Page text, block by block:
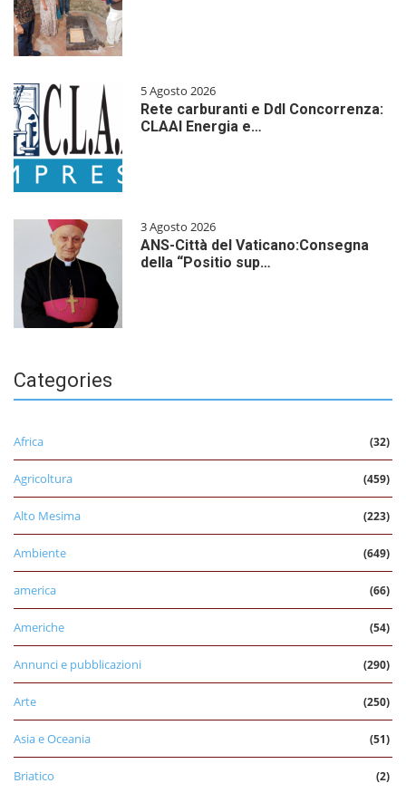
5 Agosto 2026
Rete carburanti e Ddl Concorrenza:
CLAAI Energia e…
3 Agosto 2026
ANS-Città del Vaticano:Consegna
della “Positio sup…
Categories
Africa (32)
Agricoltura (459)
Alto Mesima (223)
Ambiente (649)
america (66)
Americhe (54)
Annunci e pubblicazioni (290)
Arte (250)
Asia e Oceania (51)
Briatico (2)